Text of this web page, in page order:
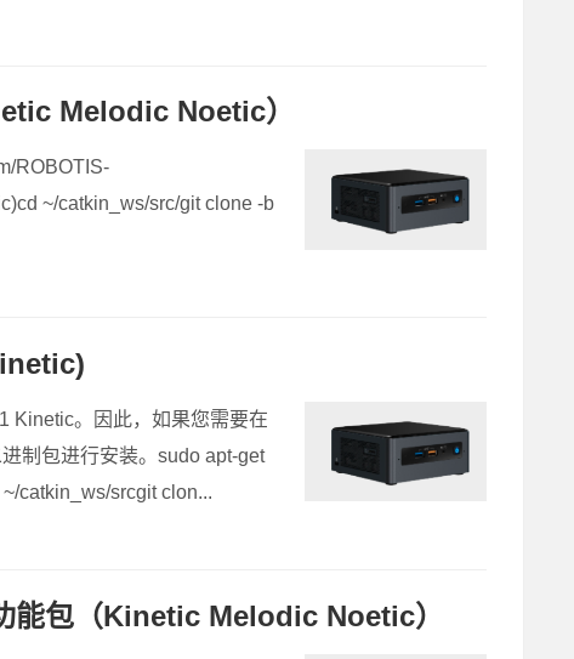
Melodic Noetic）
ROBOTIS-
~/catkin_ws/src/git clone -b
Kinetic。因此，如果您需要在
制包进行安装。sudo apt-get
catkin_ws/srcgit clon...
能包（Kinetic Melodic Noetic）